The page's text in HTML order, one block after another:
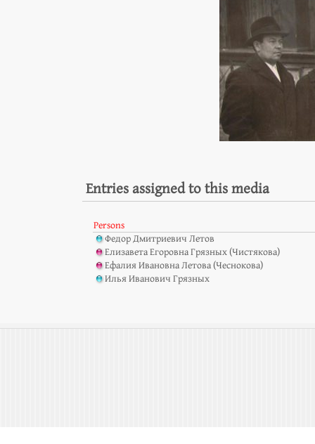
Entries assigned to this media
Persons
Федор Дмитриевич Летов
Елизавета Егоровна Грязных (Чистякова)
Ефалия Ивановна Летова (Чеснокова)
Илья Иванович Грязных